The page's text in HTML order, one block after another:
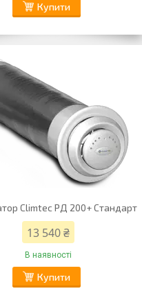
Купити
Climtec РД 200+ Стандарт
13 540 ₴
В наявності
Купити